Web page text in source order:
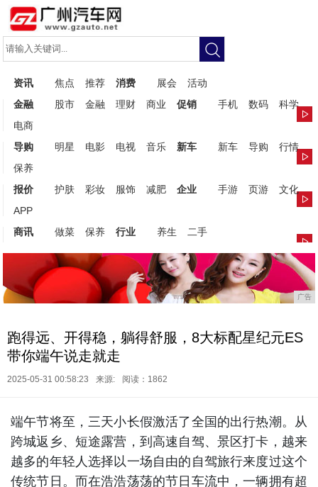
资讯 焦点 推荐 消费 展会
活动
金融
股市 金融 理财 商业 促销 手机 数码
科学
电商
导购
明星 电影 电视 音乐 新车 新车 导购
行情
保养
报价
护肤 彩妆 服饰 减肥 企业 手游 页游
文化
APP
商讯
做菜 保养 行业 养生 二手
广告
跑得远、开得稳，躺得舒服，8大标配星纪元ES
带你端午说走就走
2025-05-31 00:58:23 来源: 阅读：1862
端午节将至，三天小长假激活了全国的出行热潮。从
跨城返乡、短途露营，到高速自驾、景区打卡，越来
越多的年轻人选择以一场自由的自驾旅行来度过这个
传统节日。而在浩浩荡荡的节日车流中，一辆拥有超